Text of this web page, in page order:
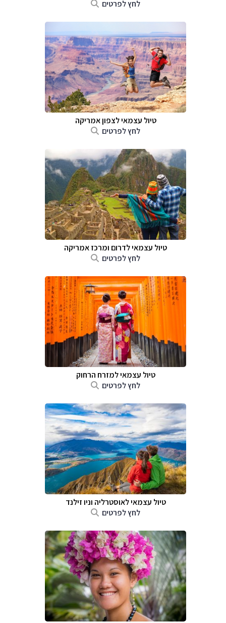
לחץ לפרטים
טיול עצמאי לצפון אמריקה
לחץ לפרטים
טיול עצמאי לדרום ומרכז אמריקה
לחץ לפרטים
טיול עצמאי למזרח הרחוק
לחץ לפרטים
טיול עצמאי לאוסטרליה וניו זילנד
לחץ לפרטים